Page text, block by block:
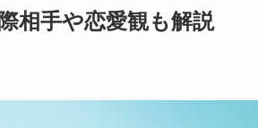
相手や恋愛観も解説